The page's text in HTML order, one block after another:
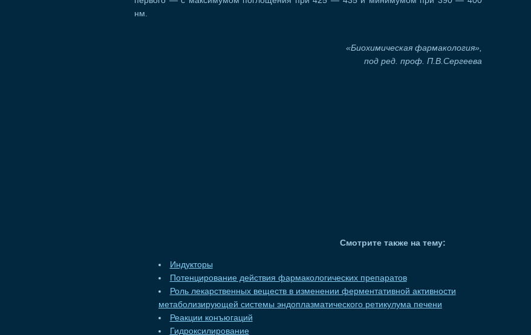
нм.
«Биохимическая фармакология»,
под ред. проф. П.В.Сергеева
Смотрите также на тему:
Индукторы
Потенцирование действия фармакологических препаратов
Роль лекарственных веществ в изменении ферментативной активности
метаболизирующей системы эндоплазматического ретикулума печени
Реакции конъюгаций
Гидроксилирование